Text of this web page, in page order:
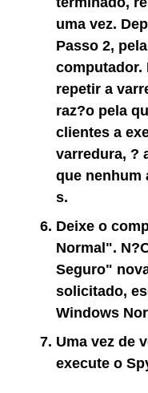
uma vez.
Passo 2,
computador.
repetir a
raz?o pela
clientes a
varredura, ?
que nenhum
s.
Deixe o
Normal".
Seguro"
solicitado,
Windows
Uma vez de
execute o